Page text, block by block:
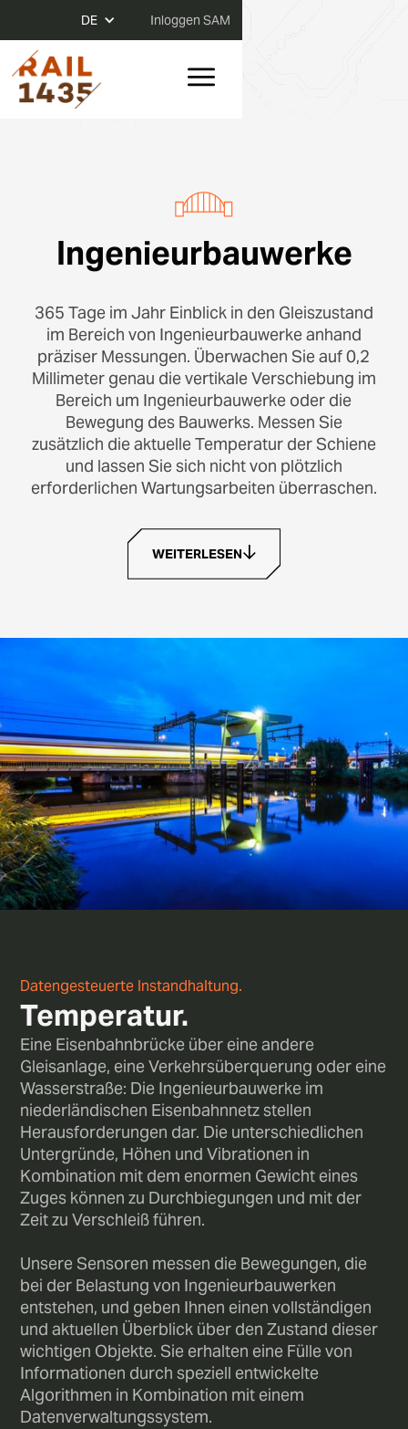
DE Inloggen SAM
Ingenieurbauwerke
365 Tage im Jahr Einblick in den Gleiszustand
im Bereich von Ingenieurbauwerke anhand
präziser Messungen. Überwachen Sie auf 0,2
Millimeter genau die vertikale Verschiebung im
Bereich um Ingenieurbauwerke oder die
Bewegung des Bauwerks. Messen Sie
zusätzlich die aktuelle Temperatur der Schiene
und lassen Sie sich nicht von plötzlich
erforderlichen Wartungsarbeiten überraschen.
WEITERLESEN
Datengesteuerte Instandhaltung.
Temperatur.
Eine Eisenbahnbrücke über eine andere
Gleisanlage, eine Verkehrsüberquerung oder eine
Wasserstraße: Die Ingenieurbauwerke im
niederländischen Eisenbahnnetz stellen
Herausforderungen dar. Die unterschiedlichen
Untergründe, Höhen und Vibrationen in
Kombination mit dem enormen Gewicht eines
Zuges können zu Durchbiegungen und mit der
Zeit zu Verschleiß führen.
Unsere Sensoren messen die Bewegungen, die
bei der Belastung von Ingenieurbauwerken
entstehen, und geben Ihnen einen vollständigen
und aktuellen Überblick über den Zustand dieser
wichtigen Objekte. Sie erhalten eine Fülle von
Informationen durch speziell entwickelte
Algorithmen in Kombination mit einem
Datenverwaltungssystem.